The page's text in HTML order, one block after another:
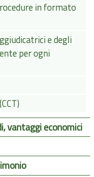
in formato
e degli
per ogni
vantaggi economici